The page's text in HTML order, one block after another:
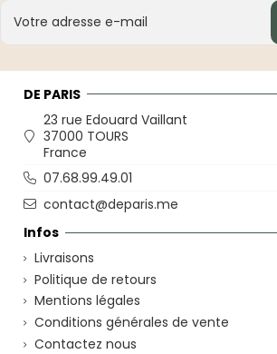
Infos
Livraisons
Politique de retours
Mentions légales
Conditions générales de vente
Contactez nous
DE PARIS
23 rue Edouard Vaillant
37000 TOURS
France
07.68.99.49.01
contact@deparis.me